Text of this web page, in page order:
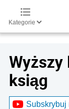
Kategorie
ksiąg
Subskrybuj